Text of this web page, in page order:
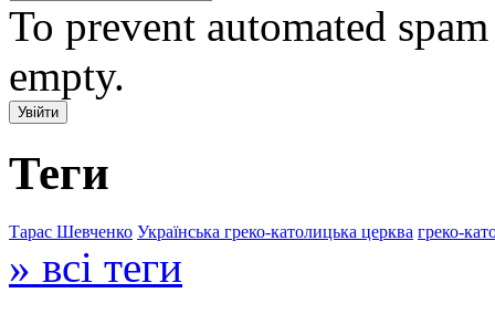
To prevent automated
empty.
Теги
Тарас Шевченко Українська греко-католицька церква греко-
» всі теги